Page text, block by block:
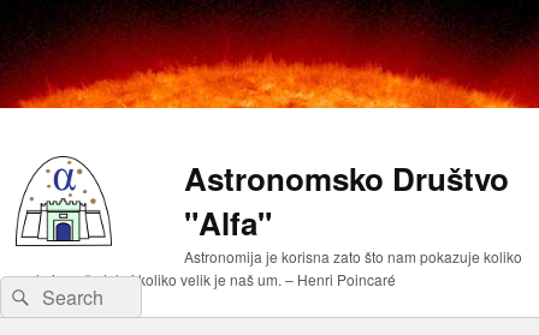
Astronomsko Društvo
"Alfa"
Astronomija je korisna zato što nam pokazuje koliko
malo je naše telo i koliko velik je naš um. – Henri Poincaré
Search
for:
Search